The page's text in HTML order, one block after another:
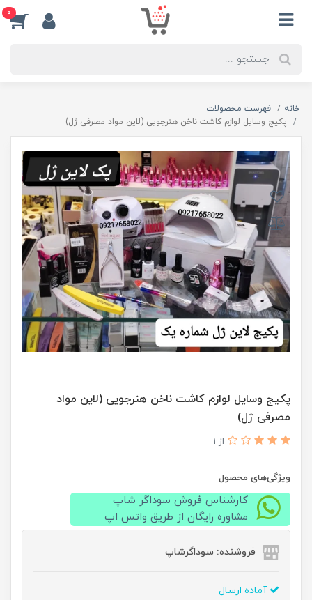
0
خانه
فهرست محصولات
پکیج وسایل لوازم کاشت ناخن هنرجویی (لاین مواد مصرفی ژل)
پکیج وسایل لوازم کاشت ناخن هنرجویی (لاین مواد
مصرفی ژل)
از 1
ویژگی‌های محصول
کارشناس فروش سوداگر شاپ
مشاوره رایگان از طریق واتس اپ
فروشنده: سوداگرشاپ
آماده ارسال